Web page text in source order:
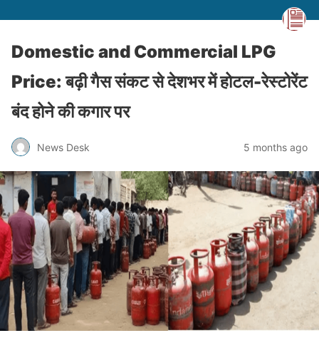
Domestic and Commercial LPG
Price: बढ़ी गैस संकट से देशभर में होटल-रेस्टोरेंट
बंद होने की कगार पर
News Desk 5 months ago